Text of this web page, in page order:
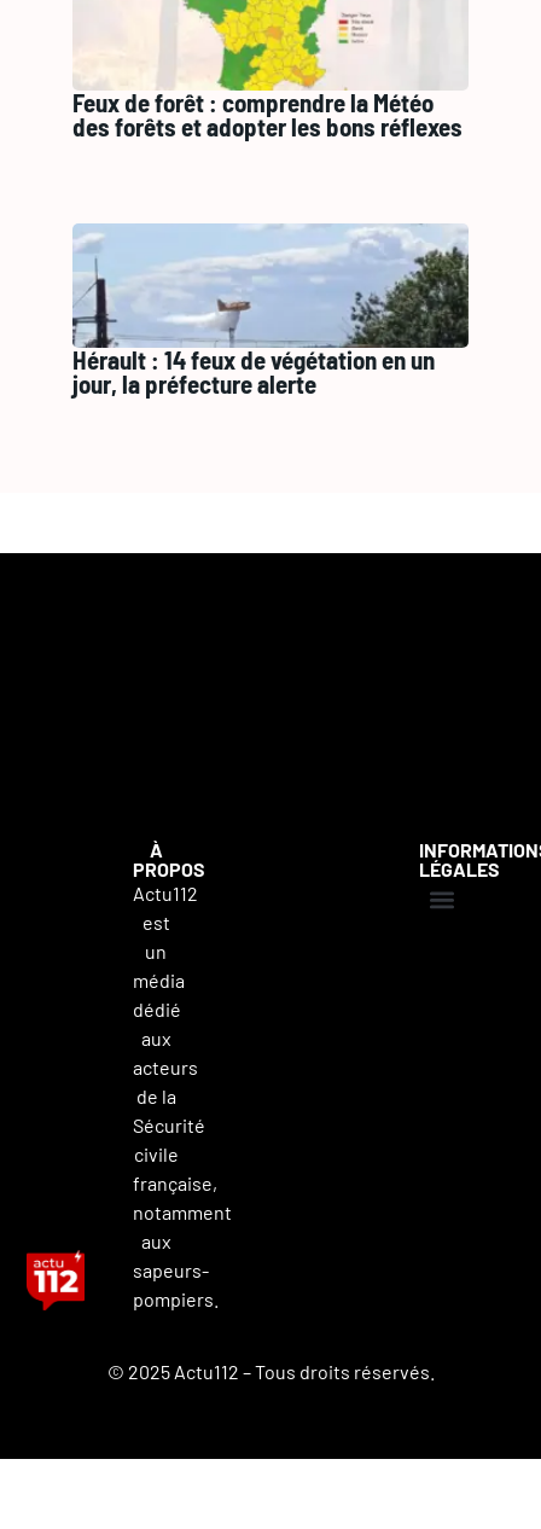
Feux de forêt : comprendre la Météo
des forêts et adopter les bons réflexes
Hérault : 14 feux de végétation en un
jour, la préfecture alerte
À
PROPOS
Actu112
est
un
média
dédié
aux
acteurs
de la
Sécurité
civile
française,
notamment
aux
sapeurs-
pompiers.
LÉGALES
© 2025 Actu112 – Tous droits réservés.